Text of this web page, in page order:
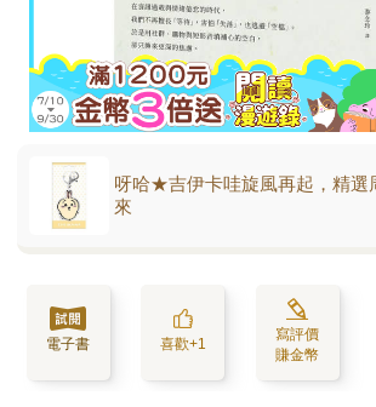
呀哈★吉伊卡哇旋風再起，精選
來
電子書 喜歡+1
寫評價
賺金幣